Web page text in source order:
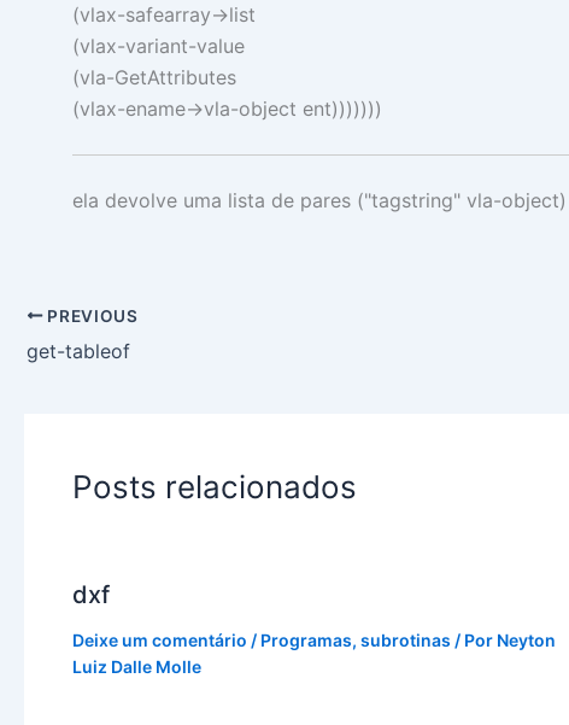
(vlax-safearray->list
(vlax-variant-value
(vla-GetAttributes
(vlax-ename->vla-object ent)))))))
ela devolve uma lista de pares ("tagstring" vla-
PREVIOUS
get-tableof
Posts relacionados
dxf
Deixe um comentário / Programas, subrotinas / Por Neyton
Luiz Dalle Molle